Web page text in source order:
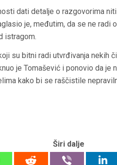
dati detalje o razgovorima
je, međutim, da se ne radi
istragom.
su bitni radi utvrđivanja nekih
je Tomašević i ponovio da je
kako bi se raščistile
Širi dalje